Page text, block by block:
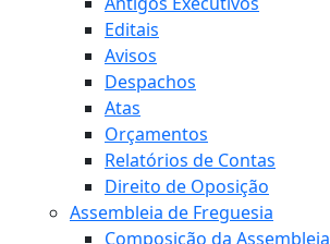
Editais
Avisos
Despachos
Atas
Orçamentos
Relatórios de Contas
Direito de Oposição
Assembleia de Freguesia
Composição da Assembleia